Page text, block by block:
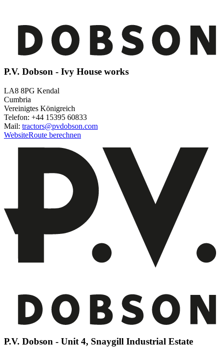
P.V. Dobson - Ivy House works
LA8 8PG Kendal
Cumbria
Vereinigtes Königreich
Telefon: +44 15395 60833
Mail: tractors@pvdobson.com
WebsiteRoute berechnen
P.V. Dobson - Unit 4, Snaygill Industrial Estate